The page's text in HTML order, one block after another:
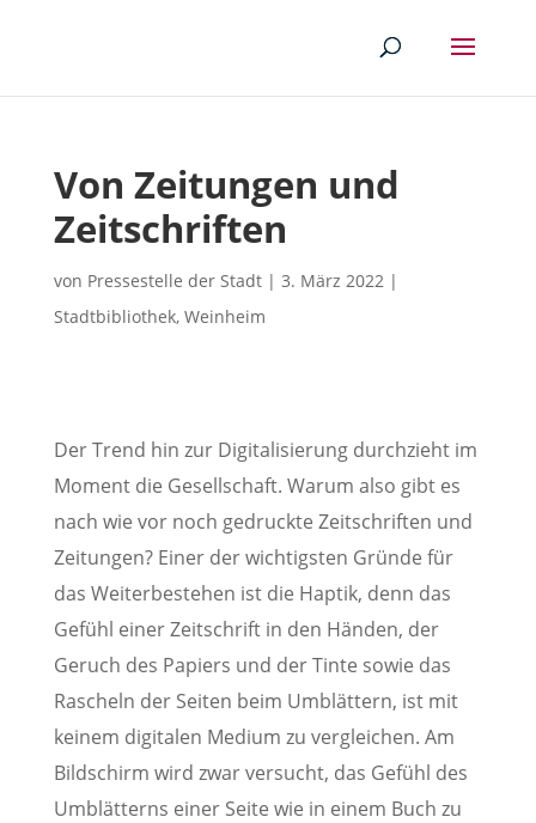
Von Zeitungen und
Zeitschriften
von Pressestelle der Stadt| 3. März 2022|
Stadtbibliothek, Weinheim
Der Trend hin zur Digitalisierung durchzieht im
Moment die Gesellschaft. Warum also gibt es
nach wie vor noch gedruckte Zeitschriften und
Zeitungen? Einer der wichtigsten Gründe für
das Weiterbestehen ist die Haptik, denn das
Gefühl einer Zeitschrift in den Händen, der
Geruch des Papiers und der Tinte sowie das
Rascheln der Seiten beim Umblättern, ist mit
keinem digitalen Medium zu vergleichen. Am
Bildschirm wird zwar versucht, das Gefühl des
Umblätterns einer Seite wie in einem Buch zu